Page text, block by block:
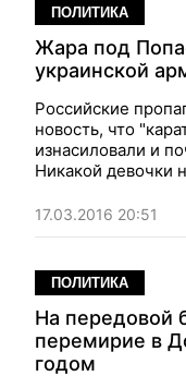
ПОЛИТИКА
Жара под
украинской
Российские
новость, что
изнасиловали и
Никакой девочки
военного
17.03.2016 20:51
ПОЛИТИКА
На передовой
перемирие в
годом